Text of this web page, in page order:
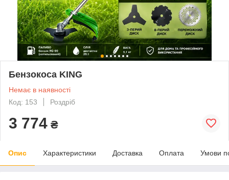
Бензокоса KING
Немає в наявності
Код: 153
Роздріб
3 774 ₴
Опис Характеристики Доставка Оплата Умови